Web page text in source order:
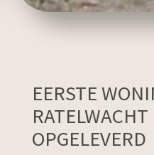
EERSTE
OPGELEVERD